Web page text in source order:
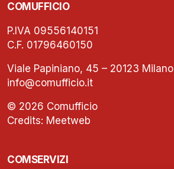
COMUFFICIO
P.IVA 09556140151
C.F. 01796460150
Viale Papiniano, 45 – 20123 Milano
info@comufficio.it
© 2026 Comufficio
Credits: Meetweb
COMSERVIZI